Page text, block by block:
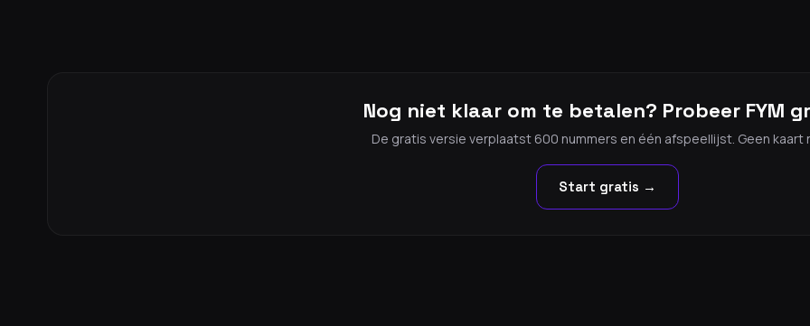
Nog niet klaar om te betalen? Probeer FYM
De gratis versie verplaatst 600 nummers en één afspeellijst. Geen kaart
Start gratis →